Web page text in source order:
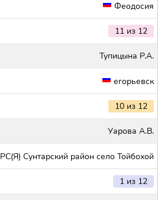
Феодосия
11 из 12
Тупицына Р.А.
егорьевск
10 из 12
Уарова А.В.
РС(Я) Сунтарский район село Тойбохой
1 из 12